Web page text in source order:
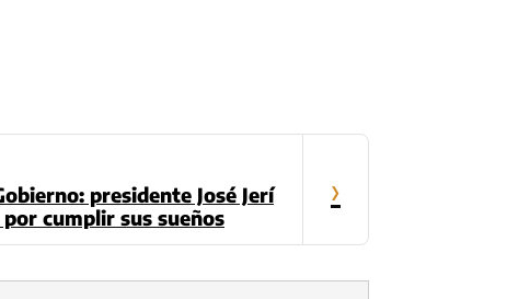
presidente José Jerí
cumplir sus sueños
›